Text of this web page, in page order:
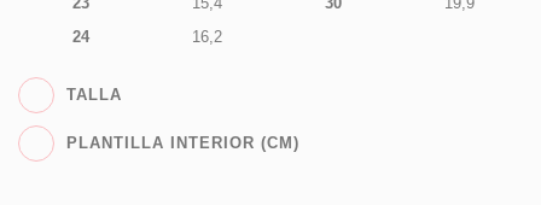
24
16,2
TALLA
PLANTILLA INTERIOR (CM)